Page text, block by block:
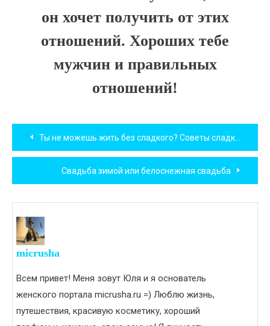
он хочет получить от этих
отношений. Хороших тебе
мужчин и правильных
отношений!
Навигация
по
записям
Ты не можешь жить без сладкого? Советы сладкоежкам
Свадьба зимой или белоснежная свадьба
micrusha
Всем привет! Меня зовут Юля и я основатель
женского портала micrusha.ru =) Люблю жизнь,
путешествия, красивую косметику, хороший